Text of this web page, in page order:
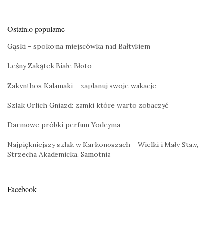
Ostatnio popularne
Gąski – spokojna miejscówka nad Bałtykiem
Leśny Zakątek Białe Błoto
Zakynthos Kalamaki – zaplanuj swoje wakacje
Szlak Orlich Gniazd: zamki które warto zobaczyć
Darmowe próbki perfum Yodeyma
Najpiękniejszy szlak w Karkonoszach – Wielki i Mały Staw,
Strzecha Akademicka, Samotnia
Facebook